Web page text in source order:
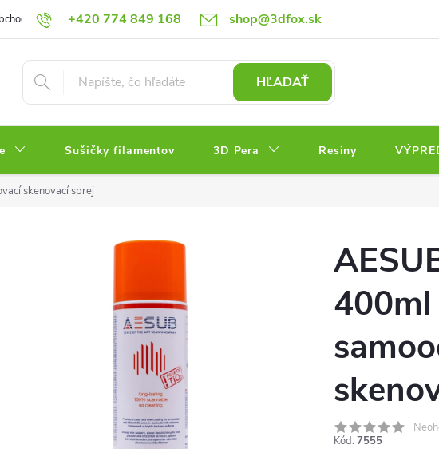
+420 774 849 168 shop@3dfox.sk
podmienky Podmienky ochrany osobných údajov
HĽADAŤ
Sušičky filamentov 3D Pera Resiny
skenovací sprej
Kód: 7555